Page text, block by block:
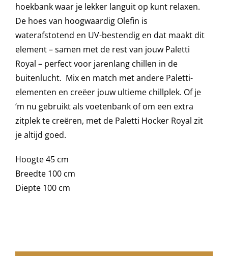
Accessoires en Kado
Onze merken
hoekbank waar je lekker languit op kunt relaxen.
De hoes van hoogwaardig Olefin is
waterafstotend en UV-bestendig en dat maakt dit
element – samen met de rest van jouw Paletti
Royal – perfect voor jarenlang chillen in de
buitenlucht. Mix en match met andere Paletti-
elementen en creëer jouw ultieme chillplek. Of je
‘m nu gebruikt als voetenbank of om een extra
zitplek te creëren, met de Paletti Hocker Royal zit
je altijd goed.
Hoogte 45 cm
Breedte 100 cm
Diepte 100 cm